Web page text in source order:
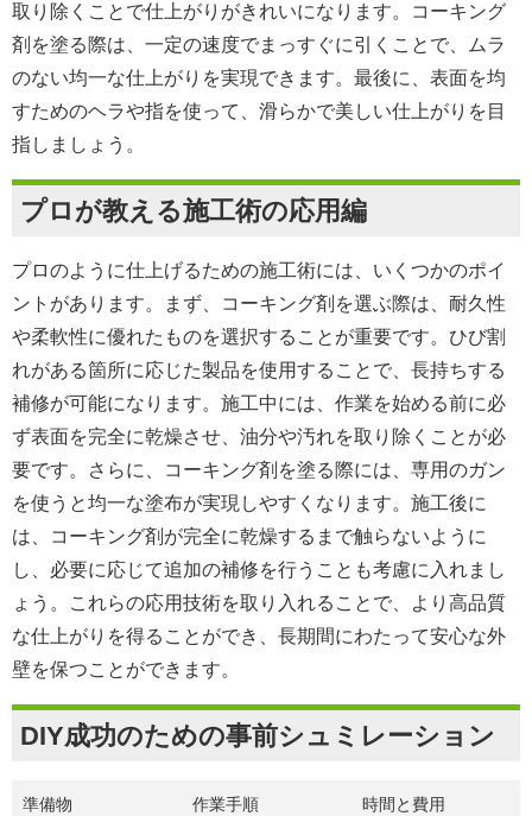
取り除くことで仕上がりがきれいになります。コーキング
剤を塗る際は、一定の速度でまっすぐに引くことで、ムラ
のない均一な仕上がりを実現できます。最後に、表面を均
すためのヘラや指を使って、滑らかで美しい仕上がりを目
指しましょう。
プロが教える施工術の応用編
プロのように仕上げるための施工術には、いくつかのポイ
ントがあります。まず、コーキング剤を選ぶ際は、耐久性
や柔軟性に優れたものを選択することが重要です。ひび割
れがある箇所に応じた製品を使用することで、長持ちする
補修が可能になります。施工中には、作業を始める前に必
ず表面を完全に乾燥させ、油分や汚れを取り除くことが必
要です。さらに、コーキング剤を塗る際には、専用のガン
を使うと均一な塗布が実現しやすくなります。施工後に
は、コーキング剤が完全に乾燥するまで触らないように
し、必要に応じて追加の補修を行うことも考慮に入れまし
ょう。これらの応用技術を取り入れることで、より高品質
な仕上がりを得ることができ、長期間にわたって安心な外
壁を保つことができます。
DIY成功のための事前シュミレーション
準備物 作業手順 時間と費用